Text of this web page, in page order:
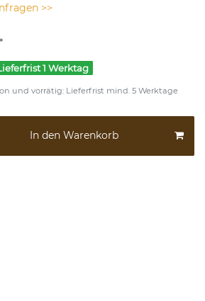
>>
1 Werktag
und vorrätig: Lieferfrist mind. 5 Werktage
In den Warenkorb